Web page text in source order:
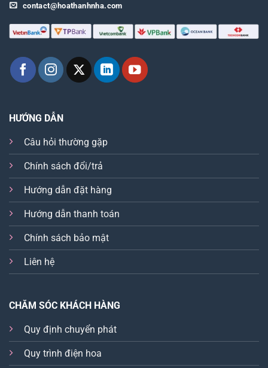
contact@hoathanhnha.com
HƯỚNG DẪN
Câu hỏi thường gặp
Chính sách đổi/trả
Hướng dẫn đặt hàng
Hướng dẫn thanh toán
Chính sách bảo mật
Liên hệ
CHĂM SÓC KHÁCH HÀNG
Quy định chuyển phát
Quy trình điện hoa